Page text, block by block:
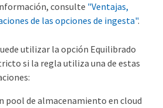
consulte "Ventajas,
de las opciones de ingesta".
utilizar la opción Equilibrado
si la regla utiliza una de estas
pool de almacenamiento en cloud